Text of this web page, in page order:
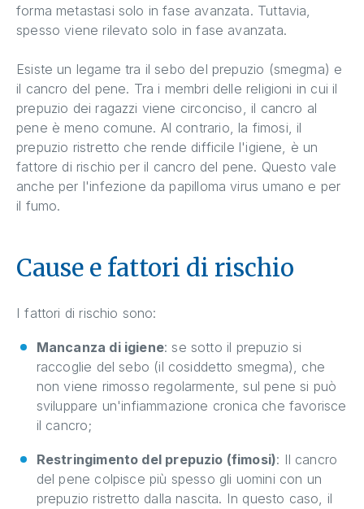
forma metastasi solo in fase avanzata. Tuttavia,
spesso viene rilevato solo in fase avanzata.
Esiste un legame tra il sebo del prepuzio (smegma) e
il cancro del pene. Tra i membri delle religioni in cui il
prepuzio dei ragazzi viene circonciso, il cancro al
pene è meno comune. Al contrario, la fimosi, il
prepuzio ristretto che rende difficile l'igiene, è un
fattore di rischio per il cancro del pene. Questo vale
anche per l'infezione da papilloma virus umano e per
il fumo.
Cause e fattori di rischio
I fattori di rischio sono:
Mancanza di igiene: se sotto il prepuzio si
raccoglie del sebo (il cosiddetto smegma), che
non viene rimosso regolarmente, sul pene si può
sviluppare un'infiammazione cronica che favorisce
il cancro;
Restringimento del prepuzio (fimosi): Il cancro
del pene colpisce più spesso gli uomini con un
prepuzio ristretto dalla nascita. In questo caso, il